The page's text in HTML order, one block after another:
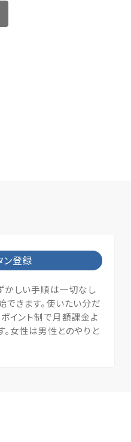
ン登録
かしい手順は一切なし
きます。使いたい分だ
イント制で月額課金よ
女性は男性とのやりと